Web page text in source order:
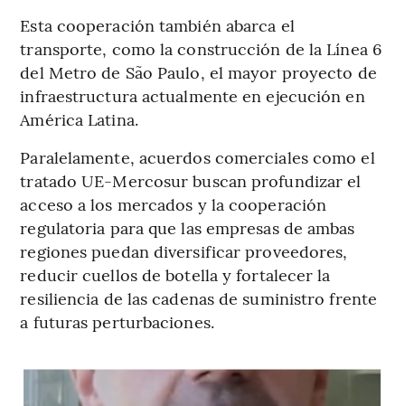
Esta cooperación también abarca el
transporte, como la construcción de la Línea 6
del Metro de São Paulo, el mayor proyecto de
infraestructura actualmente en ejecución en
América Latina.
Paralelamente, acuerdos comerciales como el
tratado UE-Mercosur buscan profundizar el
acceso a los mercados y la cooperación
regulatoria para que las empresas de ambas
regiones puedan diversificar proveedores,
reducir cuellos de botella y fortalecer la
resiliencia de las cadenas de suministro frente
a futuras perturbaciones.